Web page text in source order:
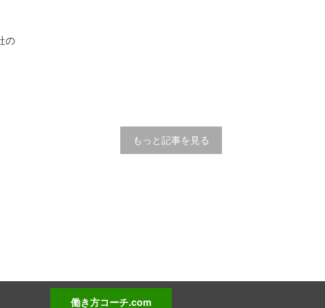
の
もっと記事を見る
働き方コーチ.com